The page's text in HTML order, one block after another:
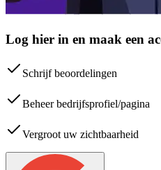
Log hier in en maak een
Schrijf beoordelingen
Beheer bedrijfsprofiel/pagina
Vergroot uw zichtbaarheid